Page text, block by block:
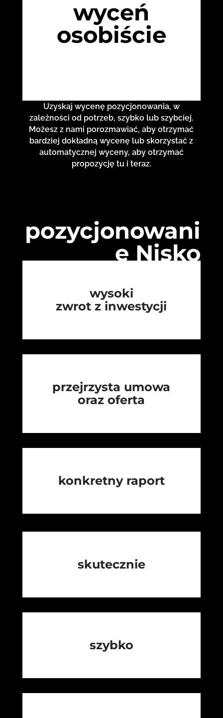
wyceń
osobiście
Uzyskaj wycenę pozycjonowania, w
zależności od potrzeb, szybko lub szybciej.
Możesz z nami porozmawiać, aby otrzymać
bardziej dokładną wycenę lub skorzystać z
automatycznej wyceny, aby otrzymać
propozycję tu i teraz.
pozycjonowani
e Nisko
wysoki
zwrot z inwestycji
przejrzysta umowa
oraz oferta
konkretny raport
skutecznie
szybko